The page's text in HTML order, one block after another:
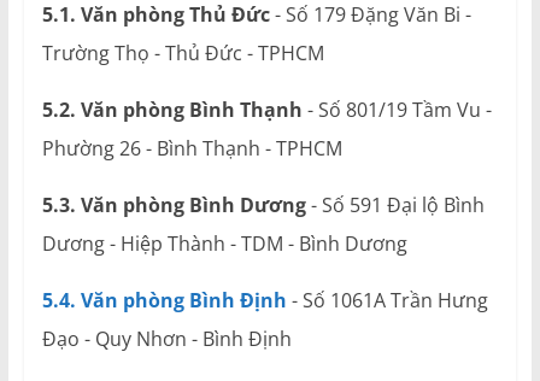
5.1. Văn phòng Thủ Đức- Số 179 Đặng Văn Bi -
Trường Thọ - Thủ Đức - TPHCM
5.2. Văn phòng Bình Thạnh - Số 801/19 Tầm Vu -
Phường 26 - Bình Thạnh - TPHCM
5.3. Văn phòng Bình Dương- Số 591 Đại lộ Bình
Dương - Hiệp Thành - TDM - Bình Dương
5.4. Văn phòng Bình Định - Số 1061A Trần Hưng
Đạo - Quy Nhơn - Bình Định